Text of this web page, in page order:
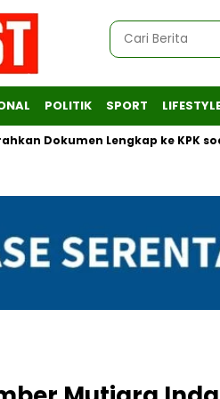
POLITIK SPORT
Lengkap ke KPK soal